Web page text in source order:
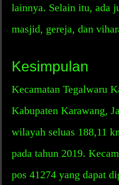
lainnya. Selain itu, ada
masjid, gereja, dan
Kesimpulan
Kecamatan Tegalwaru
Kabupaten Karawang,
wilayah seluas 188,11
pada tahun 2019.
pos 41274 yang dapat